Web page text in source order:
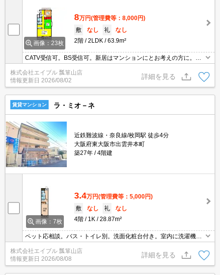
画像：23枚
8万円(管理費等：8,000円)
敷
なし 礼
なし
2階
2LDK 63.9m²
CATV受信可。BS受信可。新居はマンションにとお考えの方に。こ
の条件は魅力ですね。保証会社加入要(初回保証料賃料の70%、引落
手数料550円)。駅近くでラクラク便利。ぜひお問い合わせくださ
い!。
株式会社エイブル 瓢箪山店
情報更新日 2026/08/02
詳細を見る
賃貸マンション ラ・ミオ－ネ
近鉄難波線・奈良線/枚岡駅 徒歩4分
大阪府東大阪市出雲井本町
築27年
4階建
画像：7枚
3.4万円(管理費等：5,000円)
敷
なし 礼
なし
4階
1K 28.87m²
ペット応相談。バス・トイレ別。洗面化粧台付き。室内に洗濯機置
場あり。エアコン付き。クローゼット付。
株式会社エイブル 瓢箪山店
情報更新日 2026/08/08
詳細を見る